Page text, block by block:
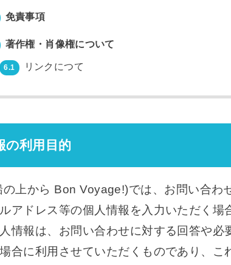
免責事項
著作権・肖像権について
6.1 リンクにつて
の利用目的
の上から Bon Voyage!)では、お問い合わ
アドレス等の個人情報を入力いただく場
情報は、お問い合わせに対する回答や必
合に利用させていただくものであり、こ